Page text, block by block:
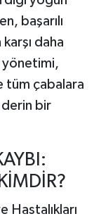
başarılı
daha
tüm çabalara
derin bir
Hastalıkları